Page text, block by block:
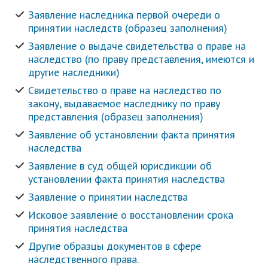
Заявление наследника первой очереди о
принятии наследств (образец заполнения)
Заявление о выдаче свидетельства о праве на
наследство (по праву представления, имеются и
другие наследники)
Свидетельство о праве на наследство по
закону, выдаваемое наследнику по праву
представления (образец заполнения)
Заявление об установлении факта принятия
наследства
Заявление в суд общей юрисдикции об
установлении факта принятия наследства
Заявление о принятии наследства
Исковое заявление о восстановлении срока
принятия наследства
Другие образцы документов в сфере
наследственного права.